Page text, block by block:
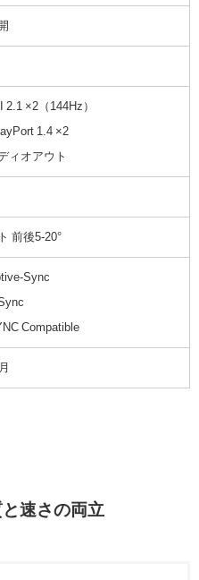
2.1 ×2（144Hz）
1.4 ×2
ィオアウト
前後5-20°
Sync
Compatible
速さの両立